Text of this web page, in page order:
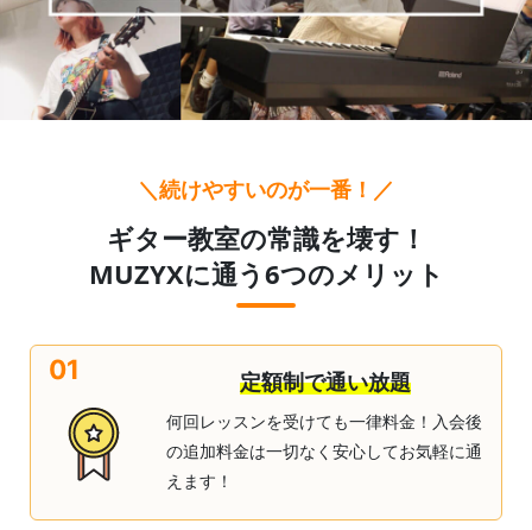
＼続けやすいのが一番！／
ギター教室の常識を壊す！
MUZYXに通う6つのメリット
01 定額制で通い放題
何回レッスンを受けても一律料金！入会後
の追加料金は一切なく安心してお気軽に通
えます！